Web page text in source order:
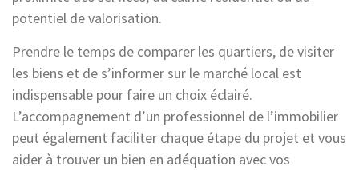
potentiel de valorisation.
Prendre le temps de comparer les quartiers, de visiter
les biens et de s’informer sur le marché local est
indispensable pour faire un choix éclairé.
L’accompagnement d’un professionnel de l’immobilier
peut également faciliter chaque étape du projet et vous
aider à trouver un bien en adéquation avec vos